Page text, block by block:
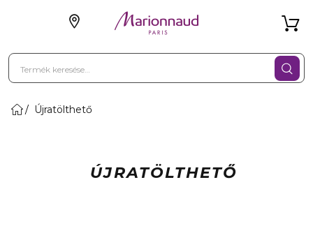
Újratölthető
ÚJRATÖLTHETŐ